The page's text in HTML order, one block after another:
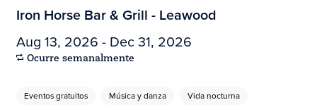
Iron Horse Bar & Grill - Leawood
Aug 13, 2026 - Dec 31, 2026
Ocurre semanalmente
Eventos gratuitos Música y danza Vida nocturna